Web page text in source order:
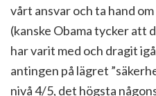
vårt ansvar och ta hand
(kanske Obama tycker att
har varit med och dragit
antingen på lägret
nivå 4/5, det högsta